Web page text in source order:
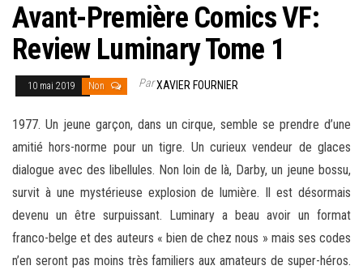
Avant-Première Comics VF:
Review Luminary Tome 1
10 mai 2019 Non ParXAVIER FOURNIER
1977. Un jeune garçon, dans un cirque, semble se prendre d’une
amitié hors-norme pour un tigre. Un curieux vendeur de glaces
dialogue avec des libellules. Non loin de là, Darby, un jeune bossu,
survit à une mystérieuse explosion de lumière. Il est désormais
devenu un être surpuissant. Luminary a beau avoir un format
franco-belge et des auteurs « bien de chez nous » mais ses codes
n’en seront pas moins très familiers aux amateurs de super-héros.